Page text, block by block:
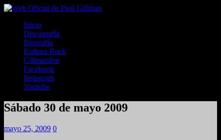
Inicio
Discografía
Biografía
Kultura Rock
Gillmanfest
Facebook
Instagram
Youtube
Sábado 30 de mayo 2009
mayo 25, 2009 0